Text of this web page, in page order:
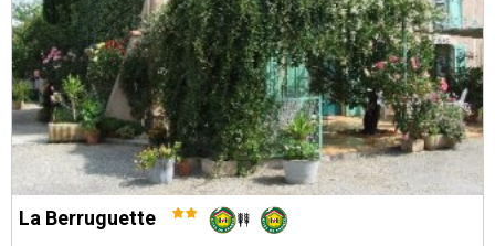
La Berruguette